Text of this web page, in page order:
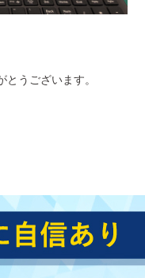
うございます。